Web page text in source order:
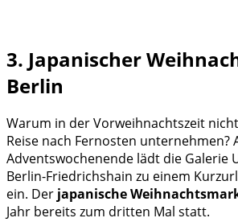
3. Japanischer
Berlin
Warum in der Vorweihnachtszeit
Reise nach Fernosten unternehmen?
Adventswochenende lädt die Galerie
Berlin-Friedrichshain zu einem
ein. Der japanische
Jahr bereits zum dritten Mal statt.